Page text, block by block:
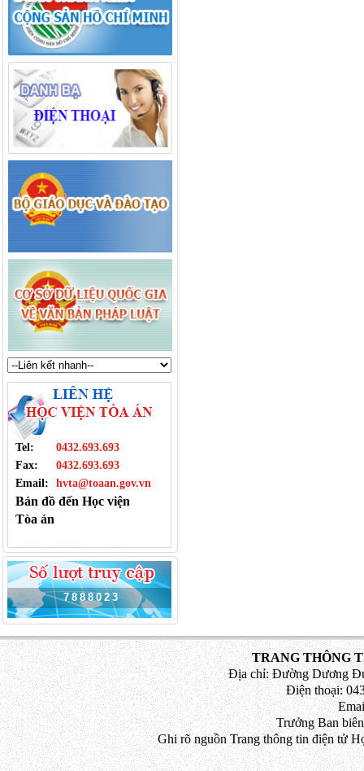
Tel:
0432.693.693
Fax:
0432.693.693
Email:
hvta@toaan.gov.vn
Bản đồ đến Học viện
Tòa án
7 8 8 8 0 2 3
TRANG THÔNG
Địa chỉ: Đường Dương
Điện thoại:
Trưởng Ban
Ghi rõ nguồn Trang thông tin điện tử